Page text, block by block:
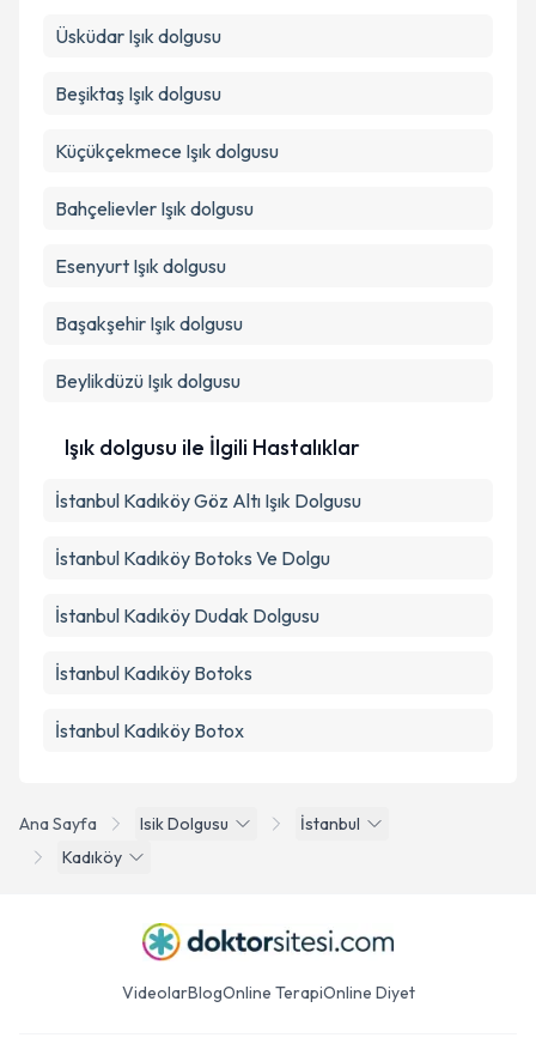
Ana Sayfa Isik Dolgusu
İstanbul
Kadıköy
Üsküdar Işık dolgusu
Beşiktaş Işık dolgusu
Küçükçekmece Işık dolgusu
Bahçelievler Işık dolgusu
Esenyurt Işık dolgusu
Başakşehir Işık dolgusu
Beylikdüzü Işık dolgusu
Işık dolgusu ile İlgili Hastalıklar
İstanbul Kadıköy Göz Altı Işık Dolgusu
İstanbul Kadıköy Botoks Ve Dolgu
İstanbul Kadıköy Dudak Dolgusu
İstanbul Kadıköy Botoks
İstanbul Kadıköy Botox
VideolarBlogOnline TerapiOnline Diyet